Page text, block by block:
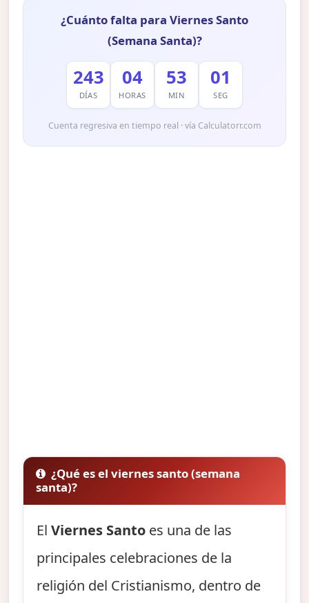
¿Cuánto falta para Viernes Santo
(Semana Santa)?
243
DÍAS
04
HORAS
53
MIN
00
SEG
Cuenta regresiva en tiempo real · vía Calculatorr.com
¿Qué es el viernes santo (semana
santa)?
ElViernes Santo es una de las
principales celebraciones de la
religión del Cristianismo, dentro de